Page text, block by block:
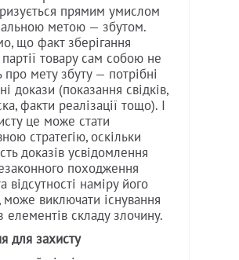
прямим умислом
метою — збутом.
що факт зберігання
партії товару сам собою не
про мету збуту — потрібні
докази (показання свідків,
факти реалізації тощо). І
це може стати
стратегію, оскільки
доказів усвідомлення
походження
відсутності наміру його
може виключати існування
елементів складу злочину.
для захисту